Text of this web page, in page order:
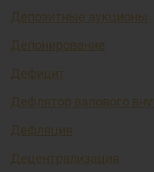
Депозитные аукционы
Депонирование
Дефицит
Дефлятор валового
Дефляция
Децентрализация